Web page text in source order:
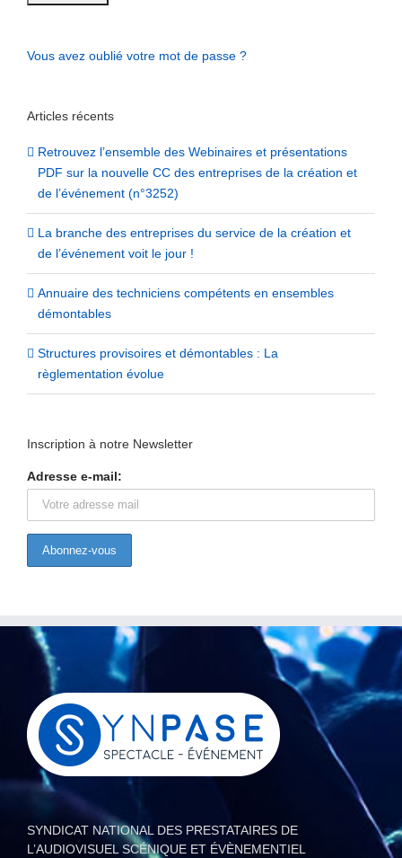
Vous avez oublié votre mot de passe ?
Articles récents
Retrouvez l’ensemble des Webinaires et présentations
PDF sur la nouvelle CC des entreprises de la création et
de l’événement (n°3252)
La branche des entreprises du service de la création et
de l’événement voit le jour !
Annuaire des techniciens compétents en ensembles
démontables
Structures provisoires et démontables : La
règlementation évolue
Inscription à notre Newsletter
Adresse e-mail:
SYNDICAT NATIONAL DES PRESTATAIRES DE
L’AUDIOVISUEL SCÉNIQUE ET ÉVÈNEMENTIEL